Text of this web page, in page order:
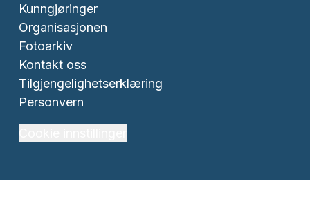
Kunngjøringer
Organisasjonen
Fotoarkiv
Kontakt oss
Tilgjengelighetserklæring
Personvern